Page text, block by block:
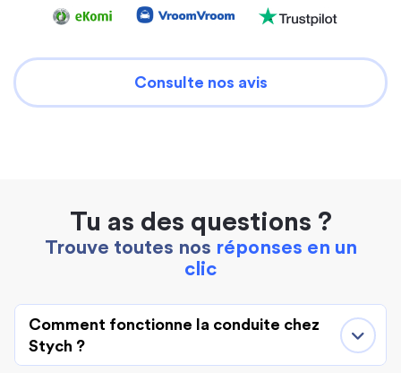
Consulte nos avis
Tu as des questions ?
Trouve toutes nos réponses en un
clic
Comment fonctionne la conduite chez
Stych ?